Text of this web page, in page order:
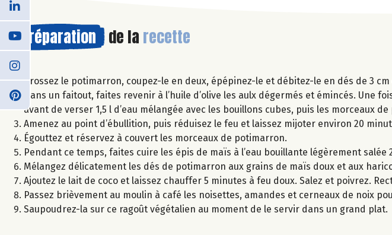
Préparation de la recette
Brossez le potimarron, coupez-le en deux, épépinez-le et débitez-le en dés de 3 cm
Dans un faitout, faites revenir à l’huile d’olive les aulx dégermés et émincés. Une
avant de verser 1,5 l d’eau mélangée avec les bouillons cubes, puis les morceaux
Amenez au point d’ébullition, puis réduisez le feu et laissez mijoter environ 20
Égouttez et réservez à couvert les morceaux de potimarron.
Pendant ce temps, faites cuire les épis de maïs à l’eau bouillante légèrement
Mélangez délicatement les dés de potimarron aux grains de maïs doux et aux
Ajoutez le lait de coco et laissez chauffer 5 minutes à feu doux. Salez et poivrez.
Passez brièvement au moulin à café les noisettes, amandes et cerneaux de noix
Saupoudrez-la sur ce ragoût végétalien au moment de le servir dans un grand plat.